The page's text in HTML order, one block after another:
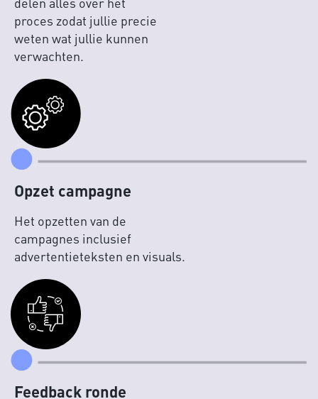
proces zodat jullie precie
weten wat jullie kunnen
verwachten.
Opzet campagne
Het opzetten van de
campagnes inclusief
advertentieteksten en visuals.
Feedback ronde